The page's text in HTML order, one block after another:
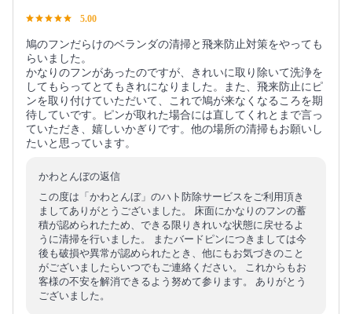
5.00
鳩のフンだらけのベランダの清掃と飛来防止対策をやっても
らいました。
かなりのフンがあったのですが、きれいに取り除いて洗浄を
してもらってとてもきれになりました。また、飛来防止にピ
ンを取り付けていただいて、これで鳩が来なくなるころを期
待していです。ピンが取れた場合には直してくれとまで言っ
ていただき、嬉しいかぎりです。他の場所の清掃もお願いし
たいと思っています。
かわとんぼの返信
この度は「かわとんぼ」のハト防除サービスをご利用頂き
ましてありがとうございました。 床面にかなりのフンの蓄
積が認められたため、できる限りきれいな状態に戻せるよ
うに清掃を行いました。 またバードピンにつきましては今
後も破損や異常が認められたとき、他にもお気づきのこと
がございましたらいつでもご連絡ください。 これからもお
客様の不安を解消できるよう努めて参ります。 ありがとう
ございました。